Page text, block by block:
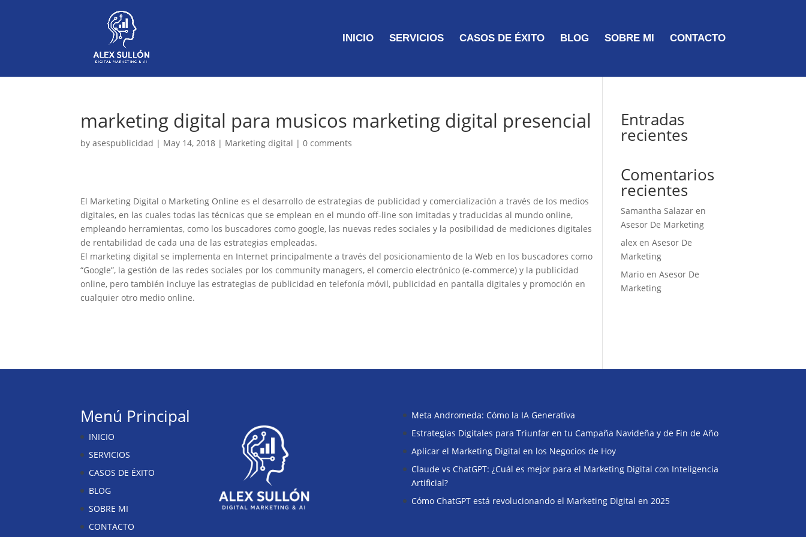
INICIO SERVICIOS CASOS DE ÉXITO BLOG SOBRE MI CONTACTO
marketing digital para musicos marketing digital presencial
byasespublicidad | May 14, 2018 | Marketing digital |0 comments
El Marketing Digital o Marketing Online es el desarrollo de estrategias de publicidad y comercialización a través de los medios
digitales, en las cuales todas las técnicas que se emplean en el mundo off-line son imitadas y traducidas al mundo online,
empleando herramientas, como los buscadores como google, las nuevas redes sociales y la posibilidad de mediciones digitales
de rentabilidad de cada una de las estrategias empleadas.
El marketing digital se implementa en Internet principalmente a través del posicionamiento de la Web en los buscadores como
“Google”, la gestión de las redes sociales por los community managers, el comercio electrónico (e-commerce) y la publicidad
online, pero también incluye las estrategias de publicidad en telefonía móvil, publicidad en pantalla digitales y promoción en
cualquier otro medio online.
Entradas
recientes
Comentarios
recientes
Samantha Salazar en
Asesor De Marketing
alex enAsesor De
Marketing
Mario enAsesor De
Marketing
Menú Principal
INICIO
SERVICIOS
CASOS DE ÉXITO
BLOG
SOBRE MI
CONTACTO
Meta Andromeda: Cómo la IA Generativa
Estrategias Digitales para Triunfar en tu Campaña Navideña y de Fin de Año
Aplicar el Marketing Digital en los Negocios de Hoy
Claude vs ChatGPT: ¿Cuál es mejor para el Marketing Digital con Inteligencia
Artificial?
Cómo ChatGPT está revolucionando el Marketing Digital en 2025